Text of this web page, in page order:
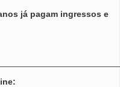
já pagam ingressos e